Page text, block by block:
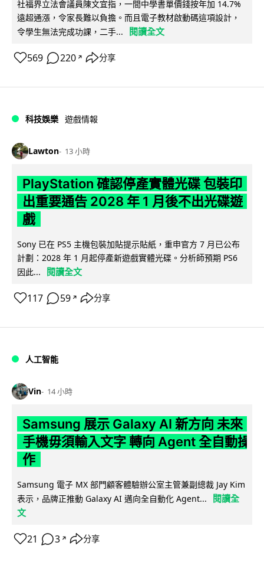
社福界立法會議員陳文宜指，一間中學書單價錢按年加 14.7%
遠超通漲，令家長難以負擔。而且電子教材啟動碼這項設計，
令學生無法完成功課，二手...
閱讀全文
569 220 ↗ 分享
科技娛樂 遊戲情報
Lawton 13 小時
PlayStation 確認停產實體光碟 包裝印
出重要通告 2028 年 1 月後不出光碟遊
戲
Sony 已在 PS5 主機包裝加貼提示貼紙，重申官方 7 月已公布
計劃：2028 年 1 月起停產新遊戲實體光碟。分析師預期 PS6
因此...
閱讀全文
117 59 ↗ 分享
人工智能
Vin 14 小時
Samsung 展示 Galaxy AI 新方向 未來
手機毋須輸入文字 轉向 Agent 全自動操
作
Samsung 電子 MX 部門顧客體驗辦公室主管兼副總裁 Jay Kim
表示，品牌正推動 Galaxy AI 邁向全自動化 Agent...
閱讀全
文
21 3 ↗ 分享